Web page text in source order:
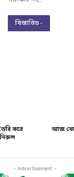
বিস্তারিত -
করে
আজ
- Advertisement -